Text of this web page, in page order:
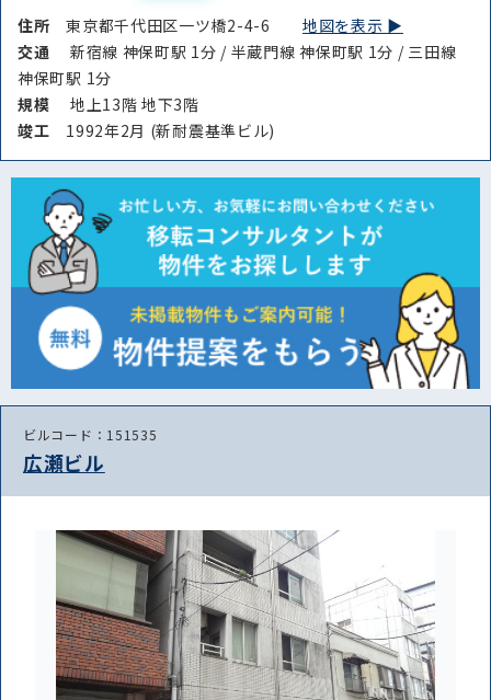
住所
から探す
路線・駅
から探す
条件を絞り込む
住所東京都千代田区一ツ橋2-4-6地図を表示 ▶︎
交通
新宿線 神保町駅 1分 / 半蔵門線 神保町駅 1分 / 三田線
神保町駅 1分
規模
地上13階 地下3階
竣⼯ 1992年2月 (新耐震基準ビル)
ビルコード：151535
広瀬ビル